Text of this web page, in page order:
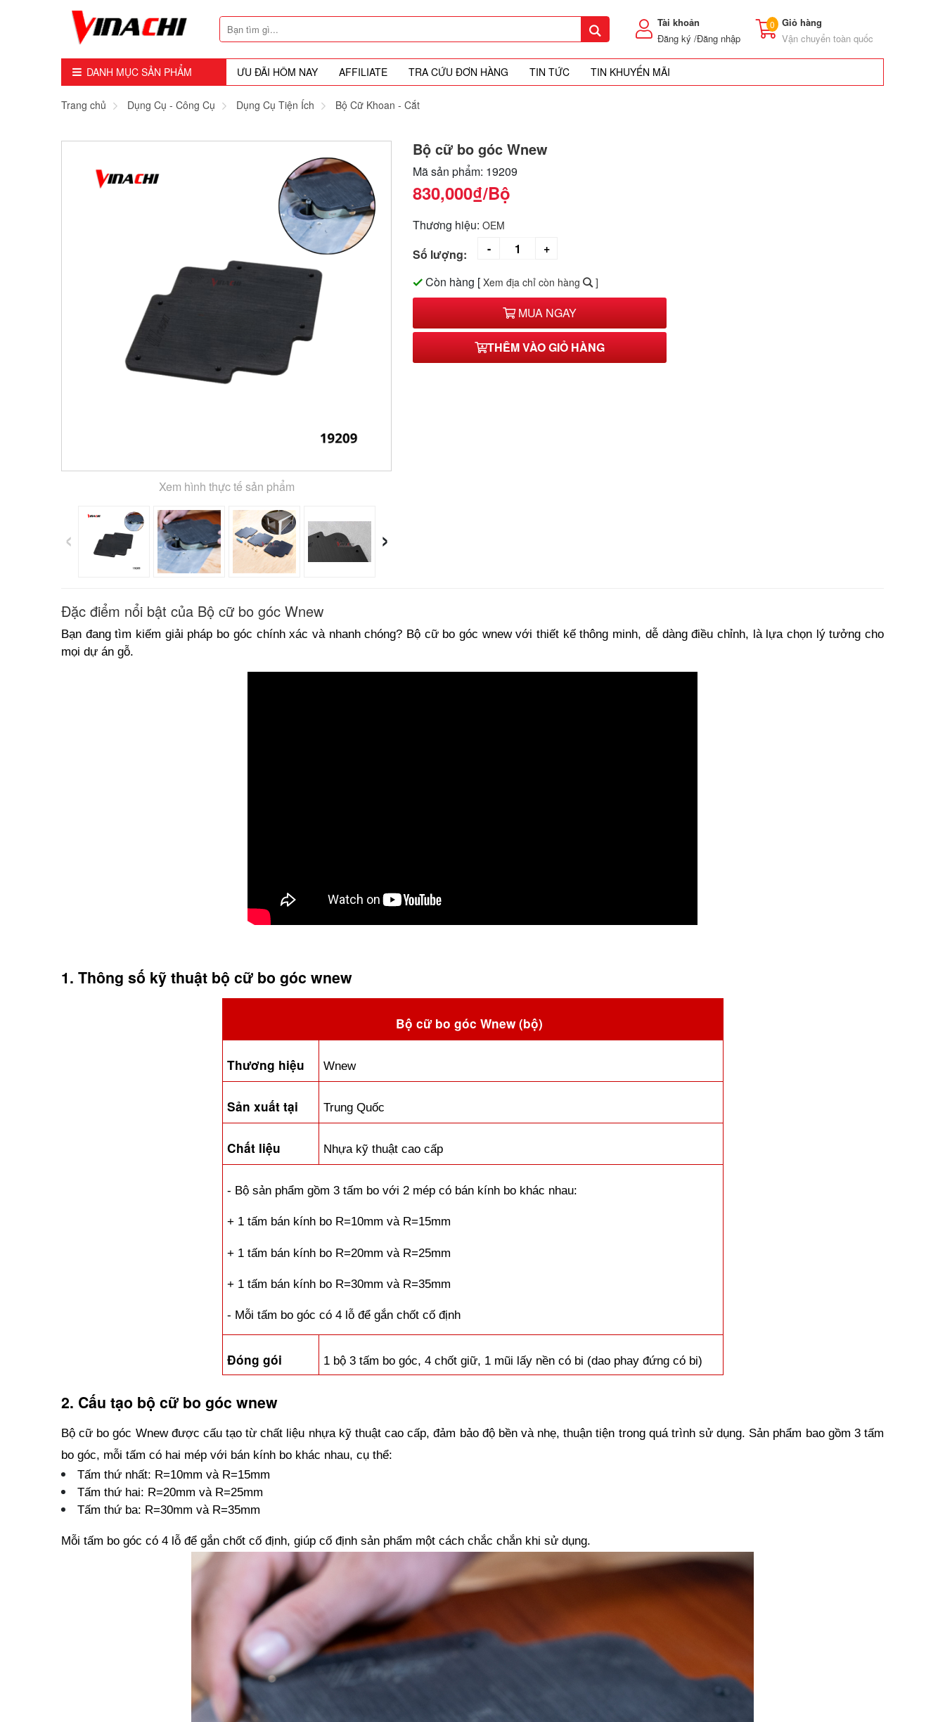
Tài khoản
Đăng ký /Đăng nhập
0
Giỏ hàng
Vận chuyển toàn quốc
DANH MỤC SẢN PHẨM ƯU ĐÃI HÔM NAY AFFILIATE TRA CỨU ĐƠN HÀNG TIN TỨC TIN KHUYẾN MÃI
Dụng Cụ - Công Cụ
Máy Cầm Tay
Khóa - Phụ Kiện Cửa
Trang chủ Dụng Cụ - Công Cụ Dụng Cụ Tiện Ích Bộ Cữ Khoan - Cắt
Xem hình thực tế sản phẩm
‹ ›
Bộ cữ bo góc Wnew
Mã sản phẩm: 19209
830,000₫/Bộ
Thương hiệu: OEM
Số lượng:
Còn hàng [ Xem địa chỉ còn hàng ]
MUA NGAY
THÊM VÀO GIỎ HÀNG
Đặc điểm nổi bật của Bộ cữ bo góc Wnew
Bạn đang tìm kiếm giải pháp bo góc chính xác và nhanh chóng? Bộ cữ bo góc wnew với thiết kế thông minh, dễ dàng điều chỉnh, là lựa chọn lý tưởng cho
mọi dự án gỗ.
1. Thông số kỹ thuật bộ cữ bo góc wnew
Bộ cữ bo góc Wnew (bộ)
Thương hiệu Wnew
Sản xuất tại Trung Quốc
Chất liệu Nhựa kỹ thuật cao cấp
- Bộ sản phẩm gồm 3 tấm bo với 2 mép có bán kính bo khác nhau:
+ 1 tấm bán kính bo R=10mm và R=15mm
+ 1 tấm bán kính bo R=20mm và R=25mm
+ 1 tấm bán kính bo R=30mm và R=35mm
- Mỗi tấm bo góc có 4 lỗ để gắn chốt cố định
Đóng gói 1 bộ 3 tấm bo góc, 4 chốt giữ, 1 mũi lấy nền có bi (dao phay đứng có bi)
2. Cấu tạo bộ cữ bo góc wnew
Bộ cữ bo góc Wnew được cấu tạo từ chất liệu nhựa kỹ thuật cao cấp, đảm bảo độ bền và nhẹ, thuận tiện trong quá trình sử dụng. Sản phẩm bao gồm 3 tấm
bo góc, mỗi tấm có hai mép với bán kính bo khác nhau, cụ thể:
Tấm thứ nhất: R=10mm và R=15mm
Tấm thứ hai: R=20mm và R=25mm
Tấm thứ ba: R=30mm và R=35mm
Mỗi tấm bo góc có 4 lỗ để gắn chốt cố định, giúp cố định sản phẩm một cách chắc chắn khi sử dụng.